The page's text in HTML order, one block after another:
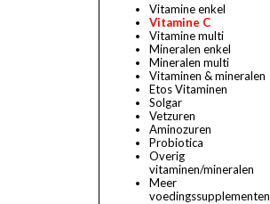
Vitamine enkel
Vitamine C
Vitamine multi
Mineralen enkel
Mineralen multi
Vitaminen & mineralen
Etos Vitaminen
Solgar
Vetzuren
Aminozuren
Probiotica
Overig
vitaminen/mineralen
Meer
voedingssupplementen